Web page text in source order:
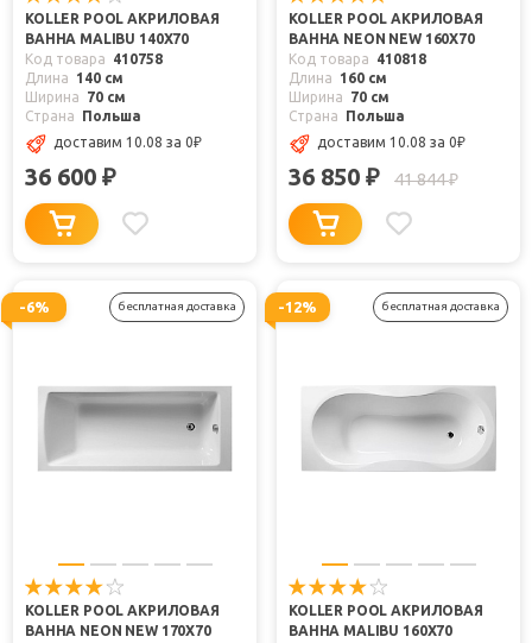
KOLLER POOL АКРИЛОВАЯ
ВАННА MALIBU 140Х70
Код товара
410758
Длина
140 см
Ширина
70 см
Страна
Польша
доставим 10.08 за 0₽
36 600 ₽
KOLLER POOL АКРИЛОВАЯ
ВАННА NEON NEW 160X70
Код товара
410818
Длина
160 см
Ширина
70 см
Страна
Польша
доставим 10.08 за 0₽
36 850 ₽ 41 844₽
-6% бесплатная доставка
KOLLER POOL АКРИЛОВАЯ
ВАННА NEON NEW 170X70
-12% бесплатная доставка
KOLLER POOL АКРИЛОВАЯ
ВАННА MALIBU 160Х70